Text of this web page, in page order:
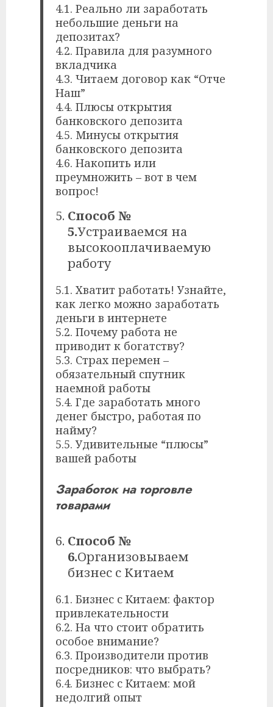
4.1. Реально ли заработать
небольшие деньги на
депозитах?
4.2. Правила для разумного
вкладчика
4.3. Читаем договор как “Отче
Наш”
4.4. Плюсы открытия
банковского депозита
4.5. Минусы открытия
банковского депозита
4.6. Накопить или
преумножить – вот в чем
вопрос!
Способ №
5.Устраиваемся на
высокооплачиваемую
работу
5.1. Хватит работать! Узнайте,
как легко можно заработать
деньги в интернете
5.2. Почему работа не
приводит к богатству?
5.3. Страх перемен –
обязательный спутник
наемной работы
5.4. Где заработать много
денег быстро, работая по
найму?
5.5. Удивительные “плюсы”
вашей работы
Заработок на торговле
товарами
Способ №
6.Организовываем
бизнес с Китаем
6.1. Бизнес с Китаем: фактор
привлекательности
6.2. На что стоит обратить
особое внимание?
6.3. Производители против
посредников: что выбрать?
6.4. Бизнес с Китаем: мой
недолгий опыт